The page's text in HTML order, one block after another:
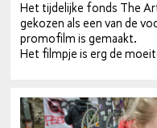
Het tij­de­lij­ke fonds The
gekozen als een van de
promofilm is gemaakt.
Het filmpje is erg de